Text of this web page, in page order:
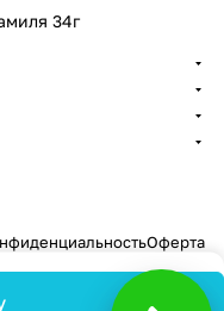
34г
Оферта